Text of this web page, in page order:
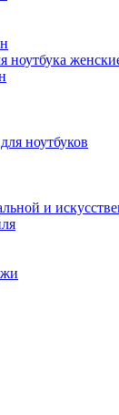
ноутбука
ноутбуков
и